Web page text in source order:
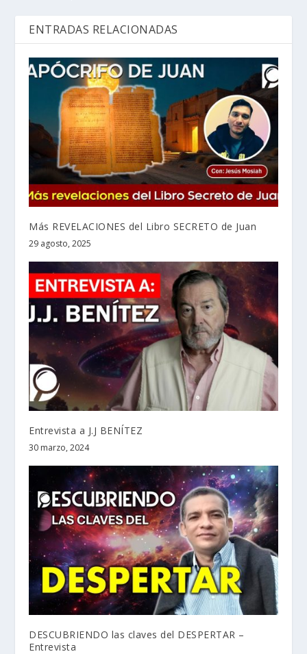
ENTRADAS RELACIONADAS
Más REVELACIONES del Libro SECRETO de Juan
29 agosto, 2025
Entrevista a J.J BENÍTEZ
30 marzo, 2024
DESCUBRIENDO las claves del DESPERTAR –
Entrevista